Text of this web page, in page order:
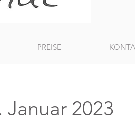
PREISE
2023